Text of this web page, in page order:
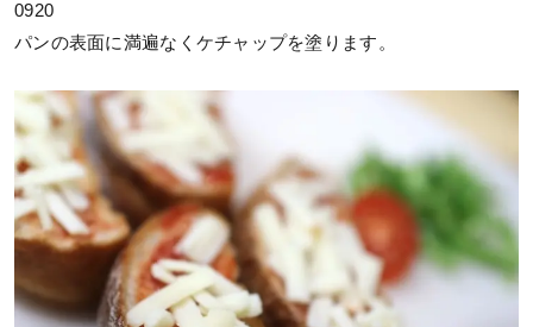
0920
パンの表面に満遍なくケチャップを塗ります。